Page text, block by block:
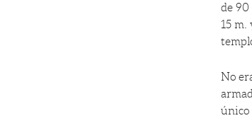
de 90
15 m.
No
único